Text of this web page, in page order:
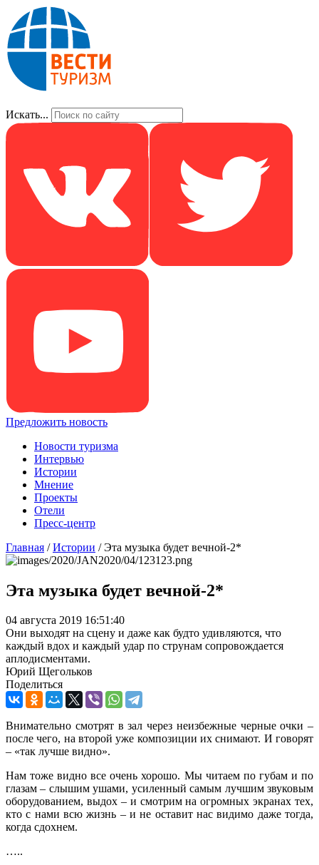
Искать...
Предложить новость
Новости туризма
Интервью
Истории
Мнение
Проекты
Отели
Пресс-центр
Главная /Истории /Эта музыка будет вечной-2*
Эта музыка будет вечной-2*
04 августа 2019 16:51:40
Они выходят на сцену и даже как будто удивляются, что
каждый вдох и каждый удар по струнам сопровождается
аплодисментами.
Юрий Щегольков
Поделиться
Внимательно смотрят в зал через неизбежные черные очки –
после чего, на второй уже композиции их снимают. И говорят
– «так лучше видно».
Нам тоже видно все очень хорошо. Мы читаем по губам и по
глазам – слышим ушами, усиленный самым лучшим звуковым
оборудованием, выдох – и смотрим на огромных экранах тех,
кто с нами всю жизнь – и не оставит нас видимо даже тогда,
когда сдохнем.
…..